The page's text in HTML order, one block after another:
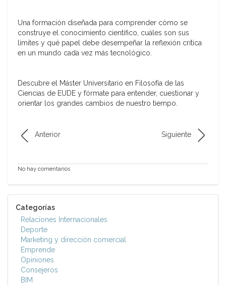
Una formación diseñada para comprender cómo se
construye el conocimiento científico, cuáles son sus
límites y qué papel debe desempeñar la reflexión crítica
en un mundo cada vez más tecnológico.
Descubre el Máster Universitario en Filosofía de las
Ciencias de EUDE y fórmate para entender, cuestionar y
orientar los grandes cambios de nuestro tiempo.
Anterior Siguiente
No hay comentarios
Categorías
Relaciones Internacionales
Deporte
Marketing y dirección comercial
Emprende
Opiniones
Consejeros
BIM